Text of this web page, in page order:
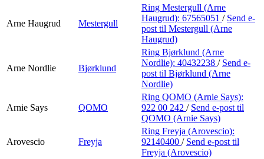
Arne Haugrud Mestergull
Ring Mestergull (Arne
Haugrud): 67565051 / Send e-
post til Mestergull (Arne
Haugrud)
Arne Nordlie Bjørklund
Ring Bjørklund (Arne
Nordlie): 40432238 / Send e-
post til Bjørklund (Arne
Nordlie)
Arnie Says QOMO
Ring QOMO (Arnie Says):
922 00 242 / Send e-post til
QOMO (Arnie Says)
Arovescio Freyja
Ring Freyja (Arovescio):
92140400 / Send e-post til
Freyja (Arovescio)